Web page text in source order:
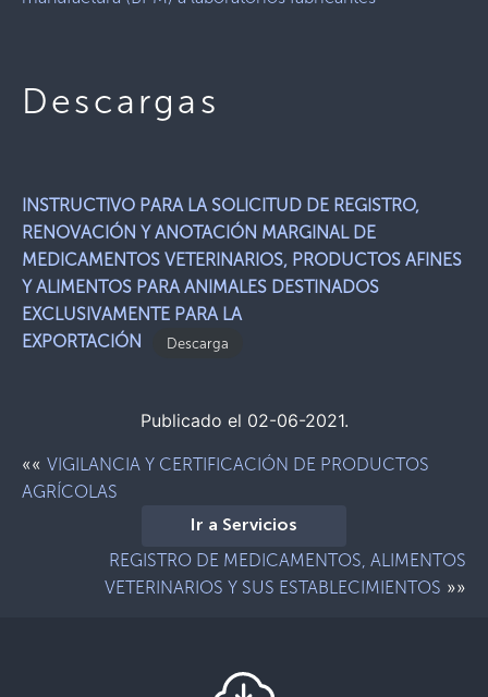
Descargas
INSTRUCTIVO PARA LA SOLICITUD DE REGISTRO,
RENOVACIÓN Y ANOTACIÓN MARGINAL DE
MEDICAMENTOS VETERINARIOS, PRODUCTOS AFINES
Y ALIMENTOS PARA ANIMALES DESTINADOS
EXCLUSIVAMENTE PARA LA
EXPORTACIÓN
Descarga
Publicado el 02-06-2021.
«« VIGILANCIA Y CERTIFICACIÓN DE PRODUCTOS
AGRÍCOLAS
Ir a Servicios
REGISTRO DE MEDICAMENTOS, ALIMENTOS
VETERINARIOS Y SUS ESTABLECIMIENTOS »»